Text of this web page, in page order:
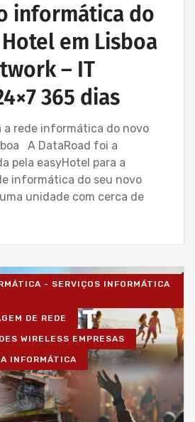
informática do
em Lisboa
– IT
365 dias
a rede informática do novo
A DataRoad foi a
pela easyHotel para a
informática do seu novo
unidade com cerca de
- SERVIÇOS INFORMÁTICA
DE REDE
WIRELESS EMPRESAS
INFORMÁTICA